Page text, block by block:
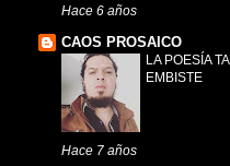
Hace 6 años
CAOS PROSAICO
LA POESÍA
EMBISTE
Hace 7 años